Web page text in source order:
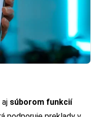
súborom funkcií